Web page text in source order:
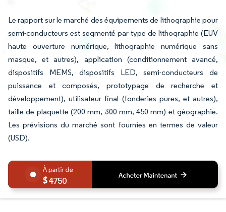
Le rapport sur le marché des équipements de lithographie pour
semi-conducteurs est segmenté par type de lithographie (EUV
haute ouverture numérique, lithographie numérique sans
masque, et autres), application (conditionnement avancé,
dispositifs MEMS, dispositifs LED, semi-conducteurs de
puissance et composés, prototypage de recherche et
développement), utilisateur final (fonderies pures, et autres),
taille de plaquette (200 mm, 300 mm, 450 mm) et géographie.
Les prévisions du marché sont fournies en termes de valeur
(USD).
4750